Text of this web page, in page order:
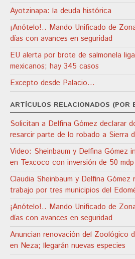
Ayotzinapa: la deuda histórica
¡Anótelo!.. Mando Unificado de
días con avances en seguridad
EU alerta por brote de salmonela
mexicanos; hay 345 casos
Excepto desde Palacio…
ARTÍCULOS RELACIONADOS (POR
Solicitan a Delfina Gómez declarar
resarcir parte de lo robado a Sierra
Video: Sheinbaum y Delfina Gómez
en Texcoco con inversión de 50 mdp
Claudia Sheinbaum y Delfina Gómez
trabajo por tres municipios del
¡Anótelo!.. Mando Unificado de
días con avances en seguridad
Anuncian renovación del Zoológico
en Neza; llegarán nuevas especies